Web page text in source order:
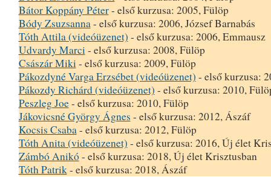
Bátor Koppány Péter- első kurzusa: 2005, Fülöp
Bódy Zsuzsanna- első kurzusa: 2006, József Barnabás
Tóth Attila (videóüzenet) - első kurzusa: 2006, Emmausz
Udvardy Marci - első kurzusa: 2008, Fülöp
Császár Miki - első kurzusa: 2009, Fülöp
Pákozdyné Varga Erzsébet (videóüzenet) - első kurzusa:
Pákozdy Richárd (videóüzenet) - első kurzusa: 2010,
Peszleg Joe- első kurzusa: 2010, Fülöp
Jákovicsné György Ágnes - első kurzusa: 2012, Ászáf
Kocsis Csaba- első kurzusa: 2012, Fülöp
Tóth Anita (videóüzenet) - első kurzusa: 2016, Új élet
Zámbó Anikó- első kurzusa: 2018, Új élet Krisztusban
Tóth Patrik- első kurzusa: 2018, Ászáf